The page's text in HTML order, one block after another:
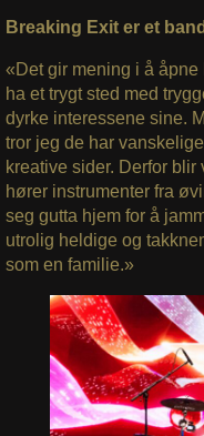
Breaking Exit er et
«Det gir mening i å
ha et trygt sted med
dyrke interessene sine.
tror jeg de har
kreative sider. Derfor
hører instrumenter fra
seg gutta hjem for å
utrolig heldige og
som en familie.»